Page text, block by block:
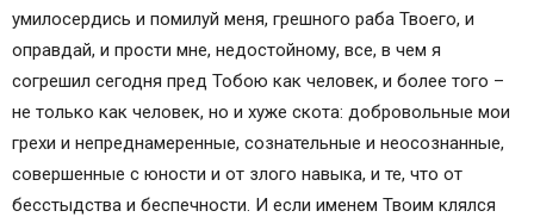
умилосердись и помилуй меня, грешного раба Твоего, и
оправдай, и прости мне, недостойному, все, в чем я
согрешил сегодня пред Тобою как человек, и более того –
не только как человек, но и хуже скота: добровольные мои
грехи и непреднамеренные, сознательные и неосознанные,
совершенные с юности и от злого навыка, и те, что от
бесстыдства и беспечности. И если именем Твоим клялся